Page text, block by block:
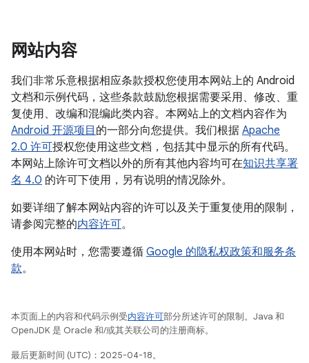
网站内容
我们非常乐意根据相应条款授权您使用本网站上的 Android
文档和示例代码，这些条款鼓励您根据需要采用、修改、重
复使用、改编和混编此类内容。本网站上的文档内容作为
Android 开源项目 的一部分向您提供。我们根据 Apache
2.0 许可授权您使用这些文档，包括其中显示的所有代码。
本网站上除许可文档以外的所有其他内容均可在知识共享署
名 4.0 的许可下使用，另有说明的情况除外。
如要详细了解本网站内容的许可以及关于重复使用的限制，
请参阅完整的内容许可。
使用本网站时，您需要遵循 Google 的隐私权政策和服务条
款。
本页面上的内容和代码示例受内容许可部分所述许可的限制。Java 和
OpenJDK 是 Oracle 和/或其关联公司的注册商标。
最后更新时间 (UTC)：2025-04-18。